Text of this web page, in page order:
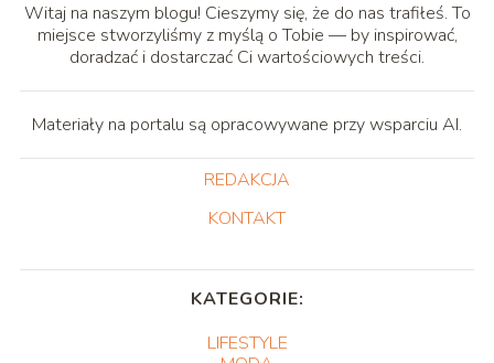
Witaj na naszym blogu! Cieszymy się, że do nas trafiłeś. To
miejsce stworzyliśmy z myślą o Tobie — by inspirować,
doradzać i dostarczać Ci wartościowych treści.
Materiały na portalu są opracowywane przy wsparciu AI.
REDAKCJA
KONTAKT
KATEGORIE:
LIFESTYLE